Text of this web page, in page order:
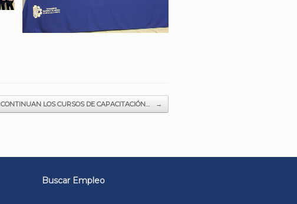
CONTINUAN LOS CURSOS DE CAPACITACIÓN… →
Buscar Empleo